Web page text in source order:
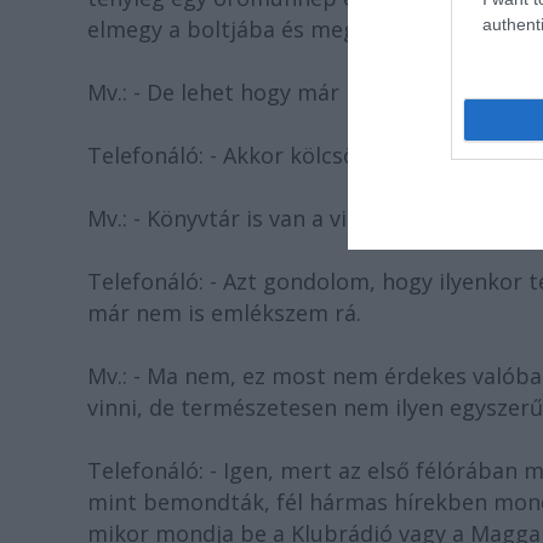
elmegy a boltjába és megveszi.
Mv.: - De lehet hogy már megelőzik önt és
Telefonáló: - Akkor kölcsönkérem,
Mv.: - Könyvtár is van a világon.
Telefonáló: - Azt gondolom, hogy ilyenkor
már nem is emlékszem rá.
Mv.: - Ma nem, ez most nem érdekes
vinni, de természetesen nem ilyen
Telefonáló: - Igen, mert az első félórában
mint bemondták, fél hármas hírekben
mikor mondja be a Klubrádió vagy a